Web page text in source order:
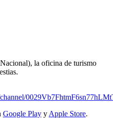
la oficina de turismo
Google Play y Apple Store.